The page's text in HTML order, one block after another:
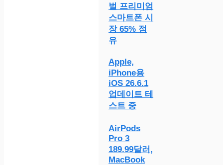
벌 프리미엄
스마트폰 시
장 65% 점
유
Apple,
iPhone용
iOS 26.6.1
업데이트 테
스트 중
AirPods
Pro 3
189.99달러,
MacBook